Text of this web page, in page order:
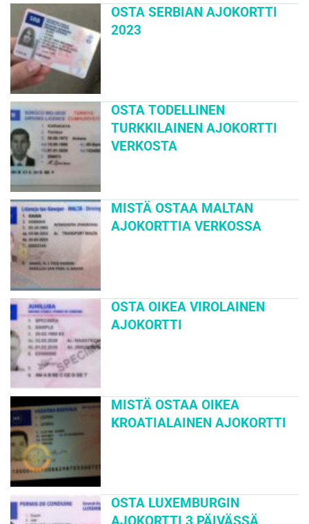
OSTA SERBIAN AJOKORTTI
2023
OSTA TODELLINEN
TURKKILAINEN AJOKORTTI
VERKOSTA
MISTÄ OSTAA MALTAN
AJOKORTTIA VERKOSSA
OSTA OIKEA VIROLAINEN
AJOKORTTI
MISTÄ OSTAA OIKEA
KROATIALAINEN AJOKORTTI
OSTA LUXEMBURGIN